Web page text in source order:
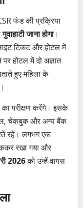
फंड की प्रक्रिया
गुवाहाटी जाना होगा।
टिकट और होटल में
होटल में दो अज्ञात
हुए महिला के
का परीक्षण करेंगे। इसके
चेकबुक और अन्य बैंक
रहे। लगभग एक
रखा गया और
2026को उन्हें वापस